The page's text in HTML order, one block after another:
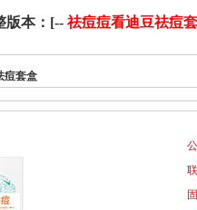
版本：[--祛痘痘看迪豆祛痘
痘套盒